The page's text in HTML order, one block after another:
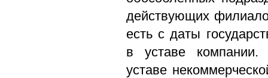
действующих
есть с даты
в уставе компании.
уставе